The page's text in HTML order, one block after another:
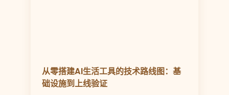
从零搭建AI生活工具的技术路线图：基
础设施到上线验证